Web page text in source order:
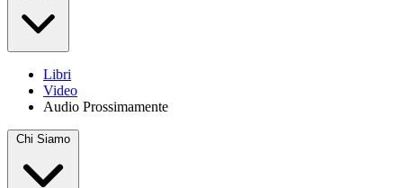
Libri
Video
Audio Prossimamente
Chi Siamo